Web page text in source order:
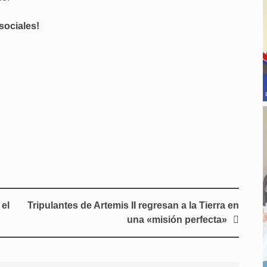
Tripulantes de Artemis II regresan a la Tierra en
una «misión perfecta»